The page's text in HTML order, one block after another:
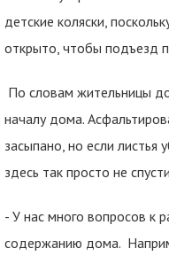
детские коляски,
открыто, чтобы подъезд
По словам жительницы
началу дома.
засыпано, но если
здесь так просто не
- У нас много вопросов к
содержанию дома.